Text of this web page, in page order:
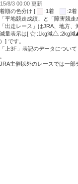
8/3 00:00 更新
順の色分け [
:1着 :2
平地競走成績」と「障害競走
出走レース」はJRA、地方、
量表示は[
:1kg減 :2kg減
] です。
上3F」表記のデータについ
主催以外のレースでは一部